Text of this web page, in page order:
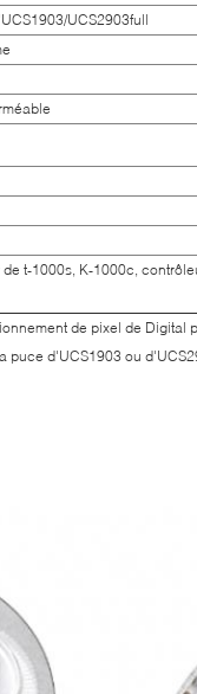
UCS2903full
t-1000s, K-1000c,
de pixel de Digital
puce d'UCS1903 ou